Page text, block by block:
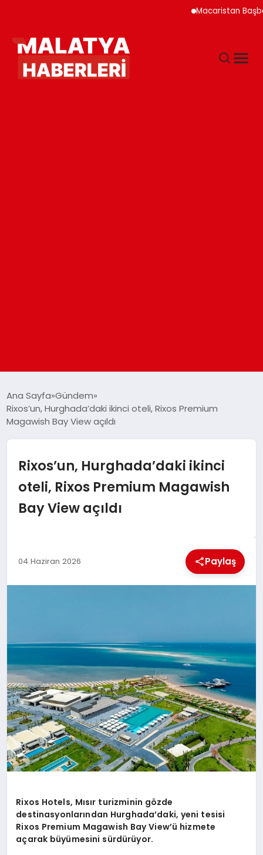
Macaristan Başbakanı
GÜNDEM
DÜNYA
EĞITIM
MAGAZIN
SPOR
TEKNOLOJI
Ana Sayfa Gündem
Rixos’un, Hurghada’daki ikinci oteli, Rixos Premium
Magawish Bay View açıldı
Rixos’un, Hurghada’daki ikinci
oteli, Rixos Premium Magawish
Bay View açıldı
04 Haziran 2026 Paylaş
Rixos Hotels, Mısır turizminin gözde
destinasyonlarından Hurghada’daki, yeni tesisi
Rixos Premium Magawish Bay View’ü hizmete
açarak büyümesini sürdürüyor.